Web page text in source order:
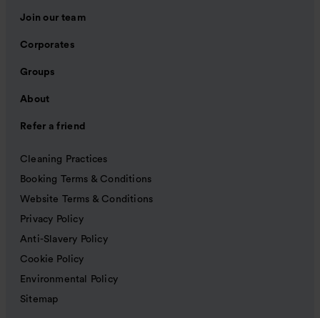
Join our team
Corporates
Groups
About
Refer a friend
Cleaning Practices
Booking Terms & Conditions
Website Terms & Conditions
Privacy Policy
Anti-Slavery Policy
Cookie Policy
Environmental Policy
Sitemap